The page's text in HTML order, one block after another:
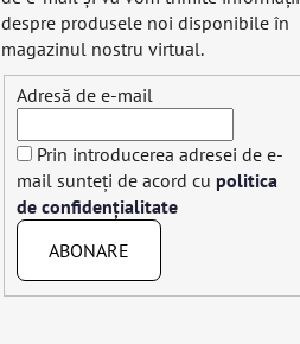
despre produsele noi disponibile în
magazinul nostru virtual.
Adresă de e-mail
Prin introducerea adresei de e-
mail sunteți de acord cu politica
de confidențialitate
ABONARE